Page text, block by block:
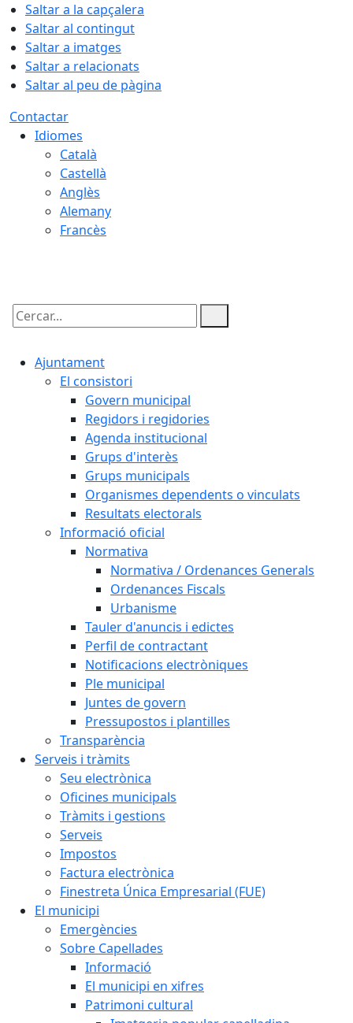
Saltar a la capçalera
Saltar al contingut
Saltar a imatges
Saltar a relacionats
Saltar al peu de pàgina
Contactar
Idiomes
Català
Castellà
Anglès
Alemany
Francès
Cercar:
Ajuntament
El consistori
Govern municipal
Regidors i regidories
Agenda institucional
Grups d'interès
Grups municipals
Organismes dependents o vinculats
Resultats electorals
Informació oficial
Normativa
Normativa / Ordenances Generals
Ordenances Fiscals
Urbanisme
Tauler d'anuncis i edictes
Perfil de contractant
Notificacions electròniques
Ple municipal
Juntes de govern
Pressupostos i plantilles
Transparència
Serveis i tràmits
Seu electrònica
Oficines municipals
Tràmits i gestions
Serveis
Impostos
Factura electrònica
Finestreta Única Empresarial (FUE)
El municipi
Emergències
Sobre Capellades
Informació
El municipi en xifres
Patrimoni cultural